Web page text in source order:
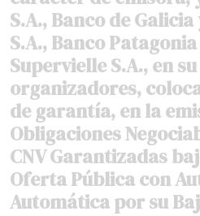
S.A., Banco de
S.A., Banco
Supervielle S.A., en
organizadores,
de garantía, en la
Obligaciones
CNV Garantizadas
Oferta Pública con
Automática por su